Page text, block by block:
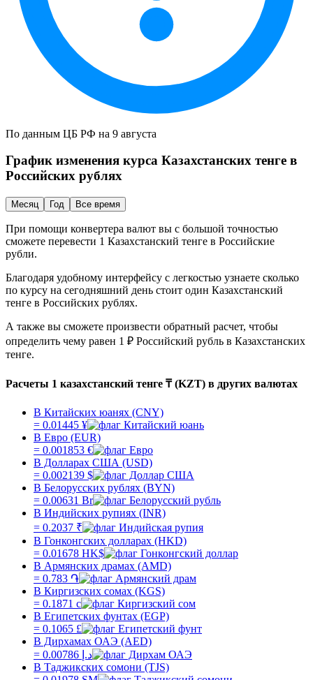
По данным ЦБ РФ на 9 августа
График изменения курса Казахстанских тенге в
Российских рублях
Месяц Год Все время
При помощи конвертера валют вы с большой точностью
сможете перевести 1 Казахстанский тенге в Российские
рубли.
Благодаря удобному интерфейсу с легкостью узнаете сколько
по курсу на сегодняшний день стоит один Казахстанский
тенге в Российских рублях.
А также вы сможете произвести обратный расчет, чтобы
определить чему равен 1 ₽ Российский рубль в Казахстанских
тенге.
Расчеты 1 казахстанский тенге ₸ (KZT) в других валютах
В Китайских юанях (CNY)
= 0.01445 ¥
В Евро (EUR)
= 0.001853 €
В Долларах США (USD)
= 0.002139 $
В Белорусских рублях (BYN)
= 0.00631 Br
В Индийских рупиях (INR)
= 0.2037 ₹
В Гонконгских долларах (HKD)
= 0.01678 HK$
В Армянских драмах (AMD)
= 0.783 ֏
В Киргизских сомах (KGS)
= 0.1871 с
В Египетских фунтах (EGP)
= 0.1065 £
В Дирхамах ОАЭ (AED)
= 0.00786 د.إ
В Таджикских сомони (TJS)